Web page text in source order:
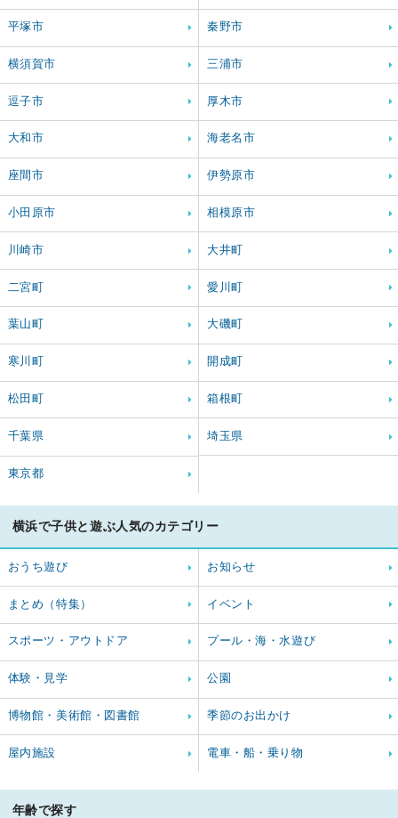
平塚市 秦野市
横須賀市 三浦市
逗子市 厚木市
大和市 海老名市
座間市 伊勢原市
小田原市 相模原市
川崎市 大井町
二宮町 愛川町
葉山町 大磯町
寒川町 開成町
松田町 箱根町
千葉県 埼玉県
東京都
横浜で子供と遊ぶ人気のカテゴリー
おうち遊び お知らせ
まとめ（特集） イベント
スポーツ・アウトドア プール・海・水遊び
体験・見学 公園
博物館・美術館・図書館 季節のお出かけ
屋内施設 電車・船・乗り物
年齢で探す